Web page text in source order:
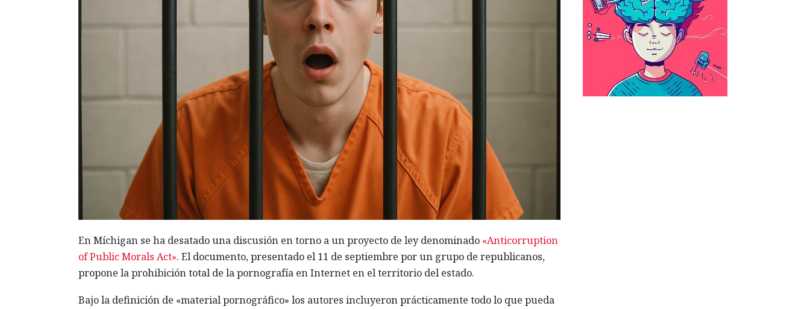
En Míchigan se ha desatado una discusión en torno a un proyecto de ley denominado «Anticorruption
of Public Morals Act». El documento, presentado el 11 de septiembre por un grupo de republicanos,
propone la prohibición total de la pornografía en Internet en el territorio del estado.
Bajo la definición de «material pornográfico» los autores incluyeron prácticamente todo lo que pueda